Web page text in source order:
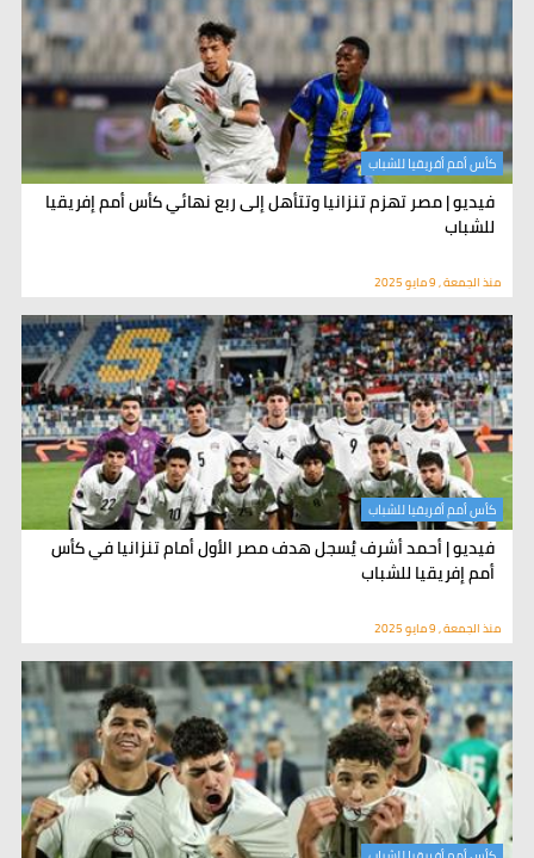
فيديو | مصر تهزم تنزانيا وتتأهل إلى ربع نهائي كأس أمم إفريقيا
للشباب
كأس أمم أفريقيا للشباب
منذ الجمعة , 9 مايو 2025
فيديو | أحمد أشرف يُسجل هدف مصر الأول أمام تنزانيا في كأس
أمم إفريقيا للشباب
كأس أمم أفريقيا للشباب
منذ الجمعة , 9 مايو 2025